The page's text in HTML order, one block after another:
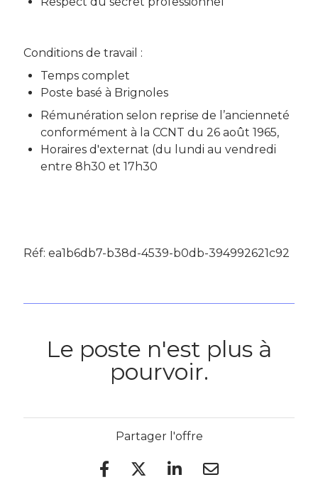
Conditions de travail :
Temps complet
Poste basé à Brignoles
Rémunération selon reprise de l’ancienneté
conformément à la CCNT du 26 août 1965,
Horaires d'externat (du lundi au vendredi
entre 8h30 et 17h30
Réf: ea1b6db7-b38d-4539-b0db-394992621c92
Le poste n'est plus à
pourvoir.
Partager l'offre